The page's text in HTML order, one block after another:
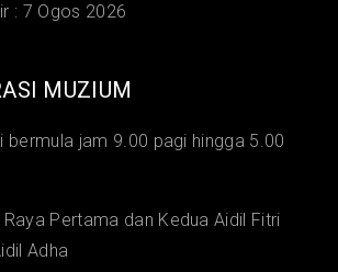
: 7 Ogos 2026
MUZIUM
bermula jam 9.00 pagi hingga 5.00
Pertama dan Kedua Aidil Fitri
Adha